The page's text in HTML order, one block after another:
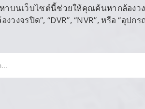
าบนเว็บไซต์นี้ช่วยให้คุณค้นหากล้องวง
องวงจรปิด”, “DVR”, “NVR”, หรือ “